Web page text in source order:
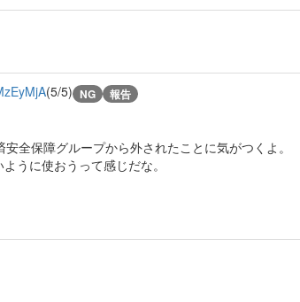
(5/5) NG 報告
全保障グループから外されたことに気がつくよ。
うに使おうって感じだな。